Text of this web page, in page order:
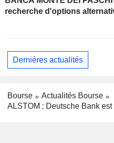
recherche d'options
Dernières actualités
Bourse
Actualités Bourse
ALSTOM : Deutsche Bank est